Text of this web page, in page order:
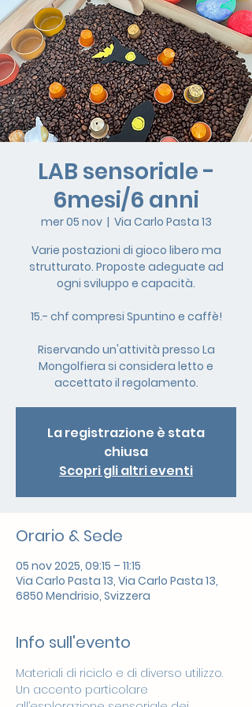
LAB sensoriale -
6mesi/6 anni
mer 05 nov
  |
Via Carlo Pasta 13
Varie postazioni di gioco libero ma
strutturato. Proposte adeguate ad
ogni sviluppo e capacità.
15.- chf compresi Spuntino e caffè!
Riservando un'attività presso La
Mongolfiera si considera letto e
accettato il regolamento.
La registrazione è stata
chiusa
Scopri gli altri eventi
Orario & Sede
05 nov 2025, 09:15 – 11:15
Via Carlo Pasta 13, Via Carlo Pasta 13,
6850 Mendrisio, Svizzera
Info sull'evento
Materiali di riciclo e di diverso utilizzo.
Un accento particolare